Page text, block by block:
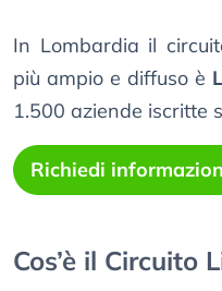
In Lombardia il
più ampio e diffuso è
1.500 aziende iscritte
Richiedi
Cos’è il Circuito